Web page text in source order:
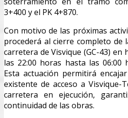
3+400 y el PK 4+870.
Con motivo de las próximas
procederá al cierre completo de
carretera de Visvique (GC-43)
las 22:00 horas hasta las 06:00
Esta actuación permitirá
existente de acceso a
carretera en ejecución,
continuidad de las obras.